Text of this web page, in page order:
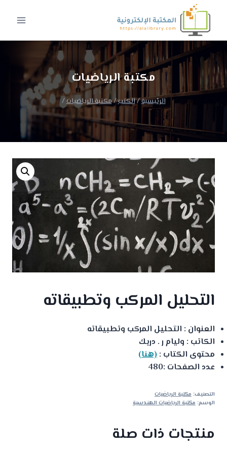
المحتوى
مكتبة الرياضيات
الرئيسية/الكتب/مكتبة الرياضيات/
التحليل المركب وتطبيقاته
العنوان : التحليل المركب وتطبيقاته
الكاتب : وليام ر . دريك
محتوى الكتاب : (هنا)
عدد الصفحات :480
التصنيف: مكتبة الرياضيات
الوسم: مكتبة الرياضيات الهندسية
منتجات ذات صلة